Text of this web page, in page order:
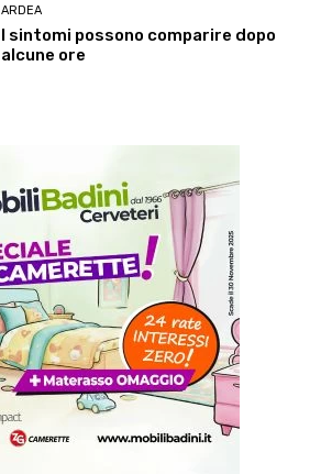
ARDEA
I sintomi possono comparire dopo
alcune ore